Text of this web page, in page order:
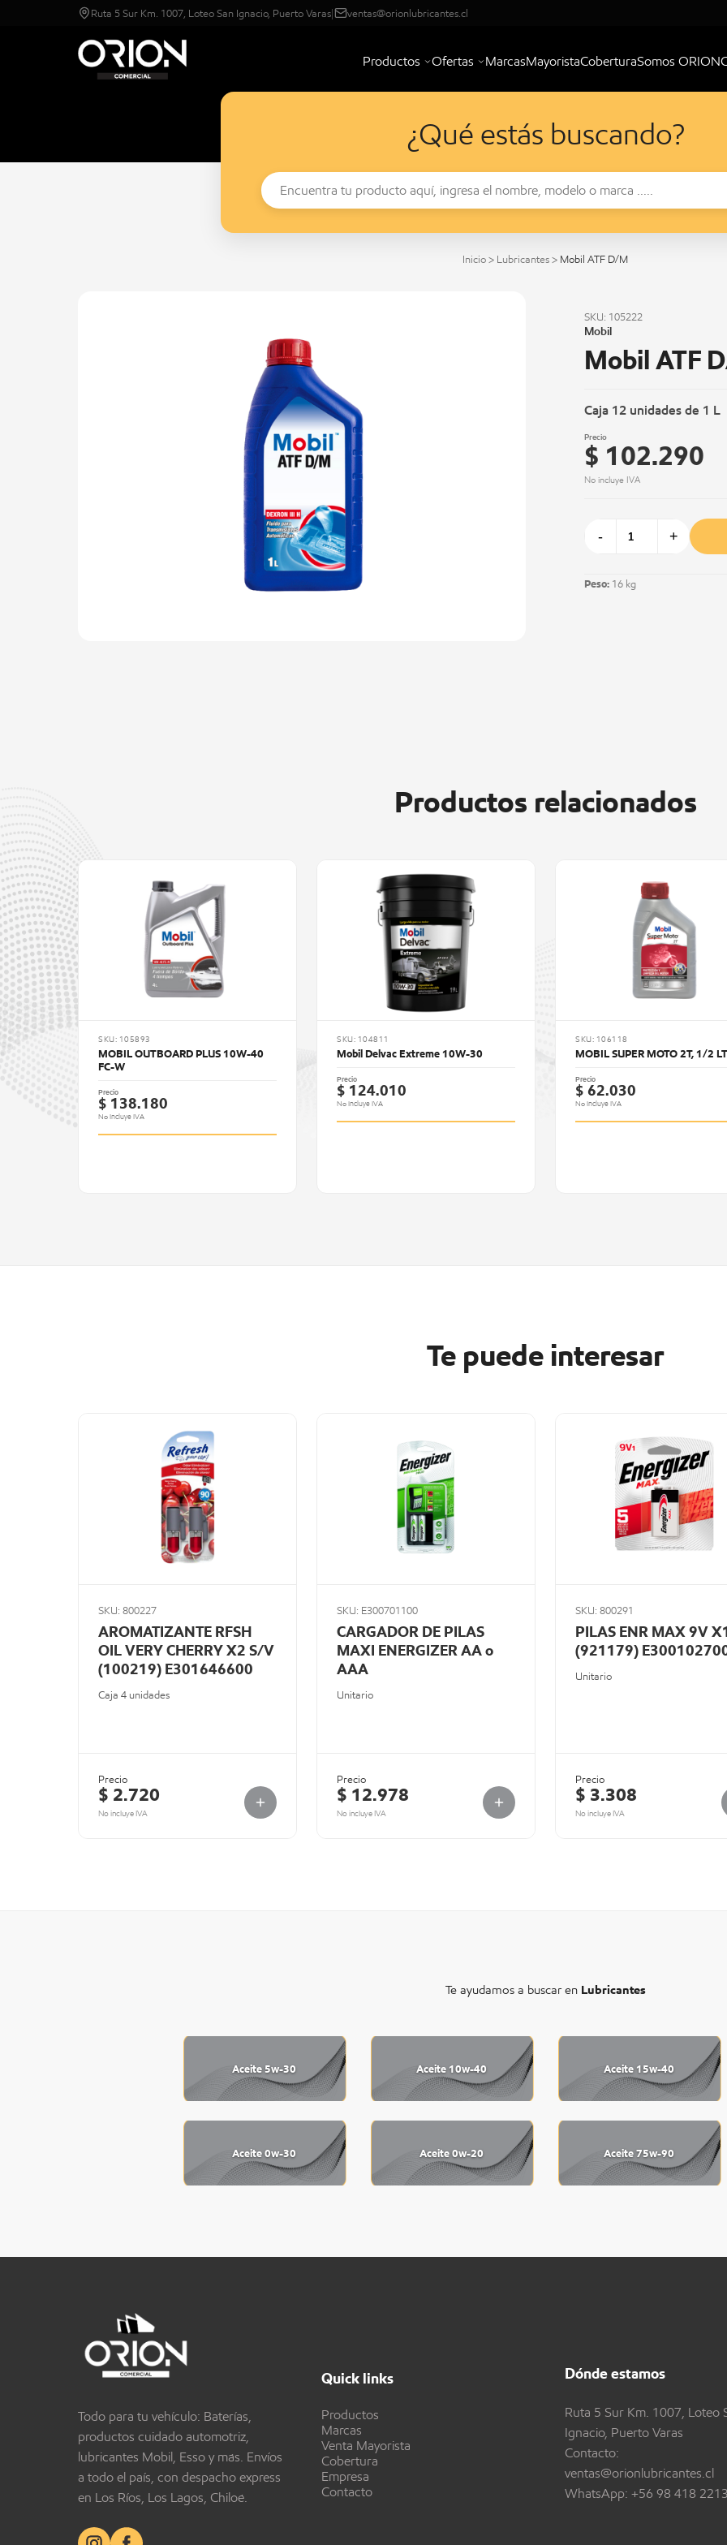
Ruta 5 Sur Km. 1007, Loteo San Ignacio, Puerto Varas| ventas@orionlubricantes.cl
Productos Ofertas MarcasMayoristaCoberturaSomos ORION
¿Qué estás buscando?
Inicio > Lubricantes > Mobil ATF D/M
SKU: 105222
Mobil
Mobil ATF
Caja 12 unidades de 1 L
Precio
$ 102.290
No incluye IVA
- +
Peso: 16 kg
Productos relacionados
SKU: 105893
MOBIL OUTBOARD PLUS 10W-40
FC-W
Precio
$ 138.180
No Incluye IVA
SKU: 104811
Mobil Delvac Extreme 10W-30
Precio
$ 124.010
No Incluye IVA
SKU: 106118
MOBIL SUPER MOTO 2T, 1/2 LT
Precio
$ 62.030
No Incluye IVA
Te puede interesar
SKU: 800227
AROMATIZANTE RFSH
OIL VERY CHERRY X2 S/V
(100219) E301646600
Caja 4 unidades
Precio
$ 2.720
No incluye IVA
SKU: E300701100
CARGADOR DE PILAS
MAXI ENERGIZER AA o
AAA
Unitario
Precio
$ 12.978
No incluye IVA
SKU: 800291
PILAS ENR MAX 9V
(921179)
Unitario
Precio
$ 3.308
No incluye IVA
Te ayudamos a buscar en Lubricantes
Aceite 5w-30 Aceite 10w-40 Aceite 15w-40
Aceite 0w-30 Aceite 0w-20 Aceite 75w-90
Todo para tu vehículo: Baterías,
productos cuidado automotriz,
lubricantes Mobil, Esso y más. Envíos
a todo el país, con despacho express
en Los Ríos, Los Lagos, Chiloé.
Quick links
Productos
Marcas
Venta Mayorista
Cobertura
Empresa
Contacto
Dónde estamos
Ruta 5 Sur Km. 1007, Loteo
Ignacio, Puerto Varas
Contacto:
ventas@orionlubricantes.cl
WhatsApp: +56 98 418